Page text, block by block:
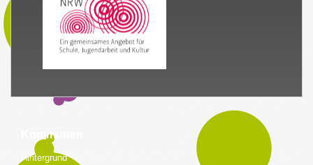
Kommunen
Hintergrund